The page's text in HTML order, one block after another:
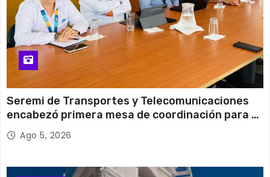
Seremi de Transportes y Telecomunicaciones
encabezó primera mesa de coordinación para el
retiro de cables en desuso en Iquique
Ago 5, 2026